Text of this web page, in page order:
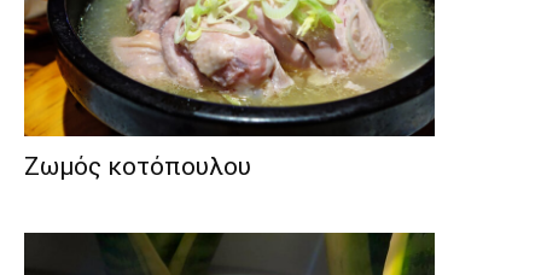
Ζωμός κοτόπουλου